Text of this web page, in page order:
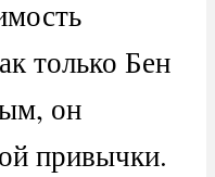
только Бен
он
привычки.